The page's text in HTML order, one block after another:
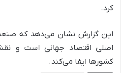
کرد.
این گزارش نشان می‌دهد که
اصلی اقتصاد جهانی است و
کشورها ایفا می‌کند.